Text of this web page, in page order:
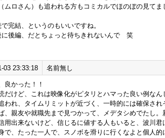
ムロさん）も追われる方もコミカルでほのぼの見てま
完結、というのもいいですね。
に後編、だとちょっと待ちきれないんで 笑
03 23:33:18 名前無し
良かった！！
だけど、これは映像化がピタリとハマった良い例なん
われ、タイムリミットが近づく、一時的には確保さ
、親友や就職先まで見つかって、メデタシめでたし。
用出来ないけど、信じるに値する人もいると、波川君
で、たった一人で、スノボを滑りに行くなよと個人的